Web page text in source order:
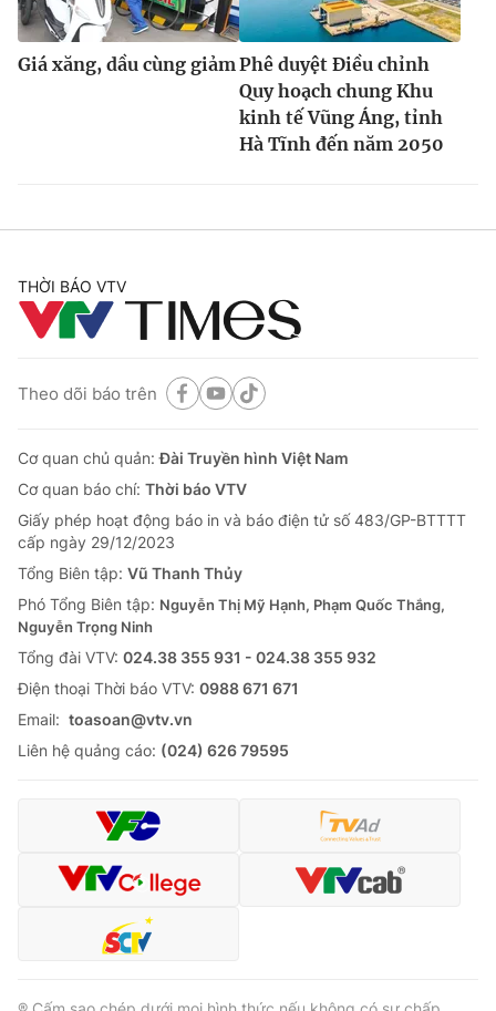
Giá xăng, dầu cùng giảmPhê duyệt Điều chỉnh
Quy hoạch chung Khu
kinh tế Vũng Áng, tỉnh
Hà Tĩnh đến năm 2050
THỜI BÁO VTV
Theo dõi báo trên
Cơ quan chủ quản:Đài Truyền hình Việt Nam
Cơ quan báo chí: Thời báo VTV
Giấy phép hoạt động báo in và báo điện tử số 483/GP-BTTTT
cấp ngày 29/12/2023
Tổng Biên tập: Vũ Thanh Thủy
Phó Tổng Biên tập: Nguyễn Thị Mỹ Hạnh, Phạm Quốc Thắng,
Nguyễn Trọng Ninh
Tổng đài VTV: 024.38 355 931 - 024.38 355 932
Ðiện thoại Thời báo VTV: 0988 671 671
Email: toasoan@vtv.vn
Liên hệ quảng cáo: (024) 626 79595